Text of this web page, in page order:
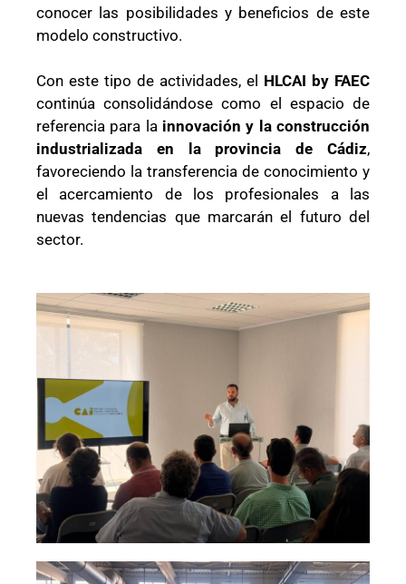
conocer las posibilidades y beneficios de este
modelo constructivo.
Con este tipo de actividades, el HLCAI by FAEC
continúa consolidándose como el espacio de
referencia para la innovación y la construcción
industrializada en la provincia de Cádiz,
favoreciendo la transferencia de conocimiento y
el acercamiento de los profesionales a las
nuevas tendencias que marcarán el futuro del
sector.